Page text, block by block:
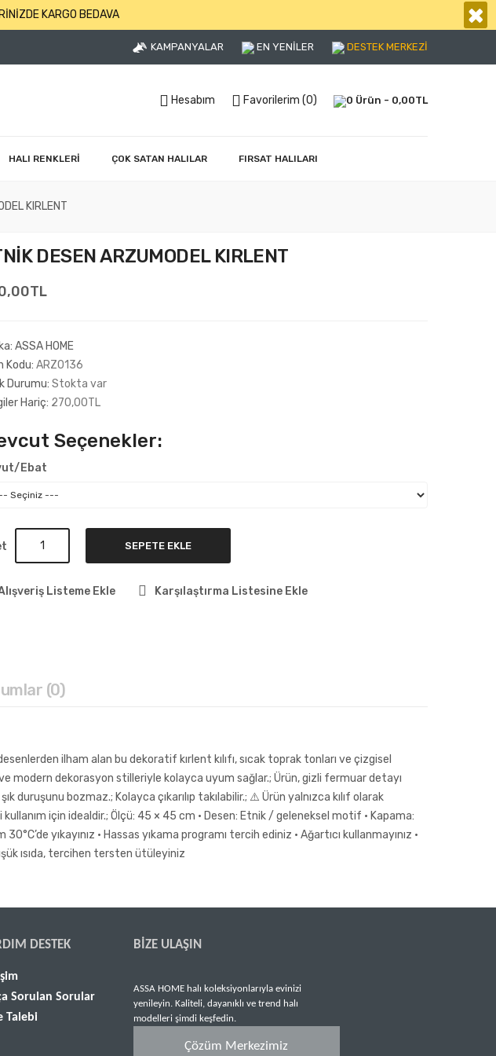
KARGO BEDAVA ×
KAMPANYALAR EN YENİLER DESTEK MERKEZİ
Hesabım Favorilerim (0) 0 Ürün - 0,00TL
HALI RENKLERİ ÇOK SATAN HALILAR FIRSAT HALILARI
KIRLENT
DESEN ARZUMODEL KIRLENT
ASSA HOME
Kodu: ARZ0136
Durumu: Stokta var
Hariç: 270,00TL
Seçenekler:
Ebat
SEPETE EKLE
Listeme Ekle Karşılaştırma Listesine Ekle
(0)
ilham alan bu dekoratif kırlent kılıfı, sıcak toprak tonları ve çizgisel
modern dekorasyon stilleriyle kolayca uyum sağlar.; Ürün, gizli fermuar detayı
bozmaz.; Kolayca çıkarılıp takılabilir.; ⚠️ Ürün yalnızca kılıf olarak
için idealdir.; Ölçü: 45 × 45 cm • Desen: Etnik / geleneksel motif • Kapama:
yıkayınız • Hassas yıkama programı tercih ediniz • Ağartıcı kullanmayınız •
ısıda, tercihen tersten ütüleyiniz
DESTEK
Sorulan Sorular
Talebi
BIZE ULAŞIN
ASSA HOME halı koleksiyonlarıyla evinizi
yenileyin. Kaliteli, dayanıklı ve trend halı
modelleri şimdi keşfedin.
Çözüm Merkezimiz